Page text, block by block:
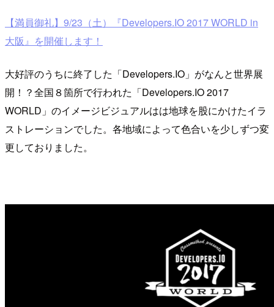
【満員御礼】9/23（土）『Developers.IO 2017 WORLD in
大阪』を開催します！
大好評のうちに終了した「Developers.IO」がなんと世界展
開！？全国８箇所で行われた「Developers.IO 2017
WORLD」のイメージビジュアルはは地球を股にかけたイラ
ストレーションでした。各地域によって色合いを少しずつ変
更しておりました。